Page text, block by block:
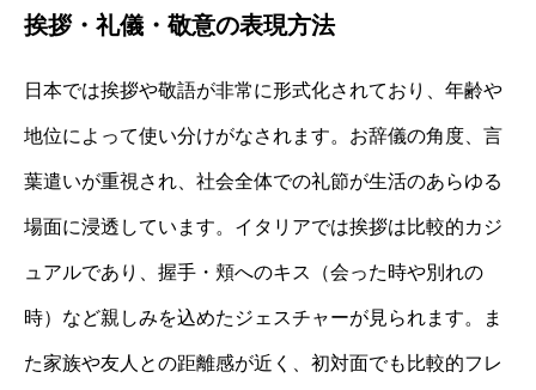
挨拶・礼儀・敬意の表現方法
日本では挨拶や敬語が非常に形式化されており、年齢や
地位によって使い分けがなされます。お辞儀の角度、言
葉遣いが重視され、社会全体での礼節が生活のあらゆる
場面に浸透しています。イタリアでは挨拶は比較的カジ
ュアルであり、握手・頬へのキス（会った時や別れの
時）など親しみを込めたジェスチャーが見られます。ま
た家族や友人との距離感が近く、初対面でも比較的フレ